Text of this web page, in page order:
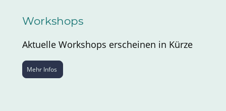
Workshops
Aktuelle Workshops erscheinen in Kürze
Mehr Infos